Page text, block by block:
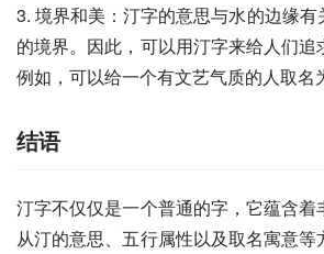
3. 境界和美：汀字的意思与水的边缘
的境界。因此，可以用汀字来给人们追
例如，可以给一个有文艺气质的人取名为
结语
汀字不仅仅是一个普通的字，它蕴含着
从汀的意思、五行属性以及取名寓意